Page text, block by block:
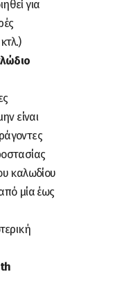
για
είναι
καλωδίου
μία έως